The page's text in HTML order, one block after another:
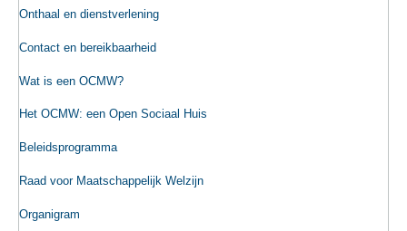
Onthaal en dienstverlening
Contact en bereikbaarheid
Wat is een OCMW?
Het OCMW: een Open Sociaal Huis
Beleidsprogramma
Raad voor Maatschappelijk Welzijn
Organigram